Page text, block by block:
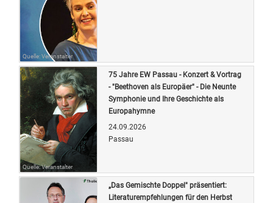
Quelle: Veranstalter
Quelle: Veranstalter
75 Jahre EW Passau - Konzert & Vortrag
- "Beethoven als Europäer" - Die Neunte
Symphonie und Ihre Geschichte als
Europahymne
24.09.2026
Passau
„Das Gemischte Doppel" präsentiert:
Literaturempfehlungen für den Herbst